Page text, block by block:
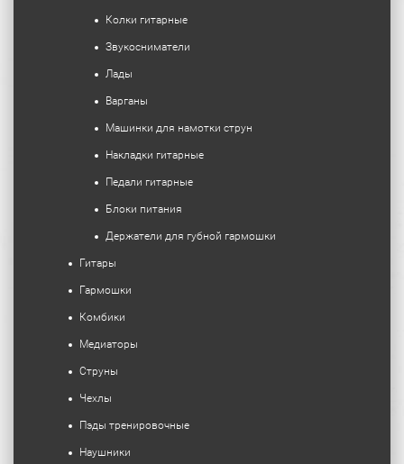
Колки гитарные
Звукосниматели
Лады
Варганы
Машинки для намотки струн
Накладки гитарные
Педали гитарные
Блоки питания
Держатели для губной гармошки
Гитары
Гармошки
Комбики
Медиаторы
Струны
Чехлы
Пэды тренировочные
Наушники